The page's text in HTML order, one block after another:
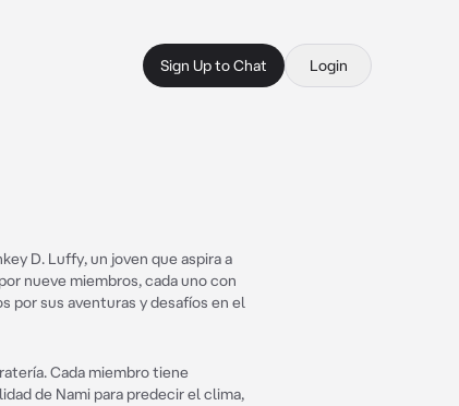
Sign Up to Chat Login
D. Luffy, un joven que aspira a
nueve miembros, cada uno con
por sus aventuras y desafíos en el
Cada miembro tiene
de Nami para predecir el clima,